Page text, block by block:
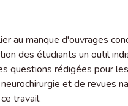
au manque d'ouvrages
des étudiants un outil
questions rédigées pour
et de revues
travail.